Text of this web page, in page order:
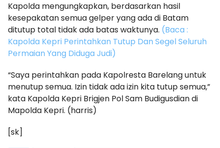
Kapolda mengungkapkan, berdasarkan hasil
kesepakatan semua gelper yang ada di Batam
ditutup total tidak ada batas waktunya. (Baca :
Kapolda Kepri Perintahkan Tutup Dan Segel Seluruh
Permaian Yang Diduga Judi)
“Saya perintahkan pada Kapolresta Barelang untuk
menutup semua. Izin tidak ada izin kita tutup semua,”
kata Kapolda Kepri Brigjen Pol Sam Budigusdian di
Mapolda Kepri. (harris)
[sk]